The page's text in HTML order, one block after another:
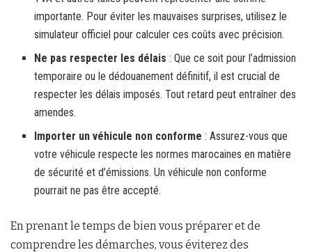
importante. Pour éviter les mauvaises surprises, utilisez le
simulateur officiel pour calculer ces coûts avec précision.
Ne pas respecter les délais : Que ce soit pour l’admission
temporaire ou le dédouanement définitif, il est crucial de
respecter les délais imposés. Tout retard peut entraîner des
amendes.
Importer un véhicule non conforme : Assurez-vous que
votre véhicule respecte les normes marocaines en matière
de sécurité et d’émissions. Un véhicule non conforme
pourrait ne pas être accepté.
En prenant le temps de bien vous préparer et de
comprendre les démarches, vous éviterez des